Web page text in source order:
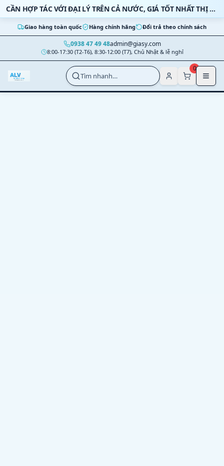
Bỏ qua nội dung CẦN HỢP TÁC VỚI ĐẠI LÝ TRÊN CẢ NƯỚC, GIÁ TỐT NHẤT THỊ TRƯỜNG
Giao hàng toàn quốc Hàng chính hãng Đổi trả theo chính sách
0938 47 49 48admin@giasy.com
8:00-17:30 (T2-T6), 8:30-12:00 (T7), Chủ Nhật & lễ nghỉ
Nhảy tới nội dung chính
Tìm nhanh…
0